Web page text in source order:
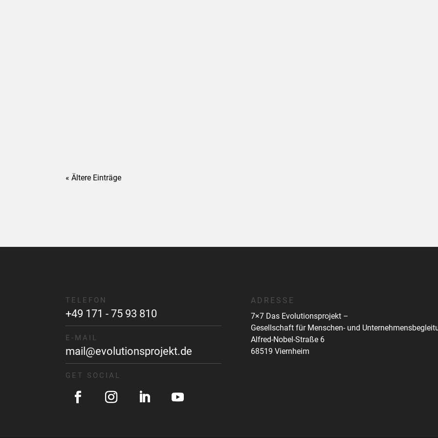
« Ältere Einträge
TELEFON
+49 171 - 75 93 810
E-MAIL
mail@evolutionsprojekt.de
GET SOCIAL
ADRESSE
7×7 Das Evolutionsprojekt –
Gesellschaft für Menschen- und
Alfred-Nobel-Straße 6
68519 Viernheim